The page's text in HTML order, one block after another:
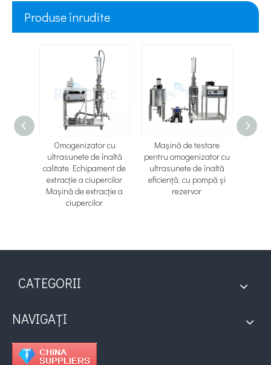
Produse înrudite
Omogenizator cu
ultrasunete de înaltă
calitate Echipament de
extracție a ciupercilor
Mașină de extracție a
ciupercilor
Mașină de testare
pentru omogenizator cu
ultrasunete de înaltă
eficiență, cu pompă și
rezervor
CATEGORII
NAVIGAȚI